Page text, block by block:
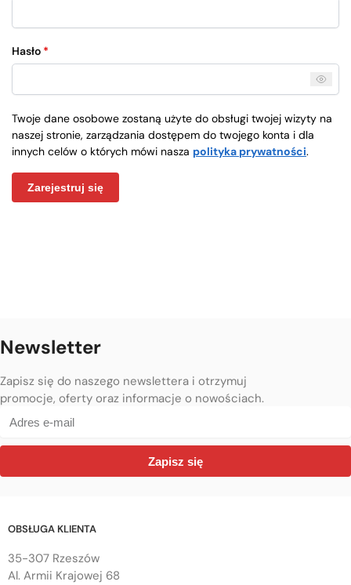
Hasło *
Twoje dane osobowe zostaną użyte do obsługi twojej wizyty na
naszej stronie, zarządzania dostępem do twojego konta i dla
innych celów o których mówi nasza polityka prywatności.
Zarejestruj się
Newsletter
Zapisz się do naszego newslettera i otrzymuj
promocje, oferty oraz informacje o nowościach.
Zapisz się
OBSŁUGA KLIENTA
35-307 Rzeszów
Al. Armii Krajowej 68